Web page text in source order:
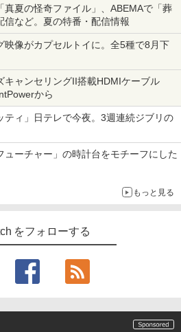
真夏の怪奇ファイル」、ABEMAで「葬
信など。夏の特番・配信情報
映像がカプセルトイに。全5種で8月下
キャンセリングII搭載HDMIケーブル
から
ティ」日テレで今夜。3週連続ジブリの
ューチャー」の時計台をモチーフにした
もっと見る
をフォローする